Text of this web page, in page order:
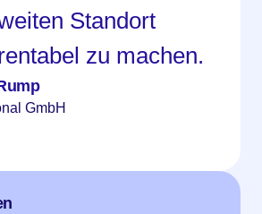
Standort
zu machen.
GmbH